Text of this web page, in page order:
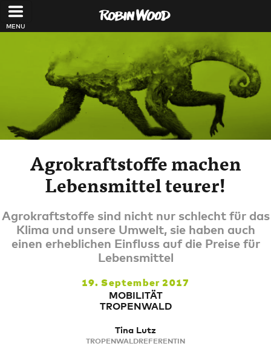
Direkt zum Inhalt
Agrokraftstoffe machen
Lebensmittel teurer!
Agrokraftstoffe sind nicht nur schlecht für das
Klima und unsere Umwelt, sie haben auch
einen erheblichen Einfluss auf die Preise für
Lebensmittel
19. September 2017
MOBILITÄT
TROPENWALD
Tina Lutz
TROPENWALDREFERENTIN